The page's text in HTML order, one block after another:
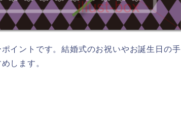
イントです。結婚式のお祝いやお誕生日の手
します。